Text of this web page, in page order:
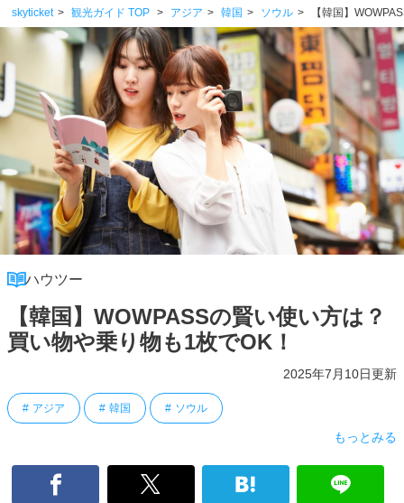
skyticket 観光ガイド TOP アジア 韓国 ソウル 【韓国】
ハウツー
【韓国】WOWPASSの賢い使い方は？
買い物や乗り物も1枚でOK！
2025年7月10日更新
アジア 韓国 ソウル
もっとみる